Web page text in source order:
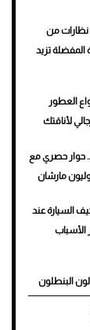
أناقة لا تُقاوم: 5 نظارات من
المفضلة تزيد
العطور
لأناقتك
حوار حصري مع
مارشان
السيارة عند
لون البنطلون
الأسود